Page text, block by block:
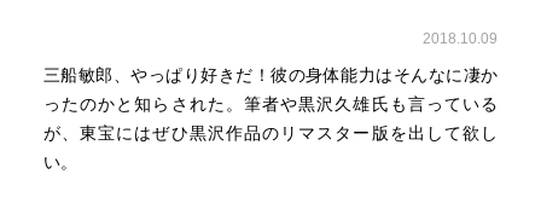
2018.10.09
三船敏郎、やっぱり好きだ！彼の身体能力はそんなに凄か
ったのかと知らされた。筆者や黒沢久雄氏も言っている
が、東宝にはぜひ黒沢作品のリマスター版を出して欲し
い。